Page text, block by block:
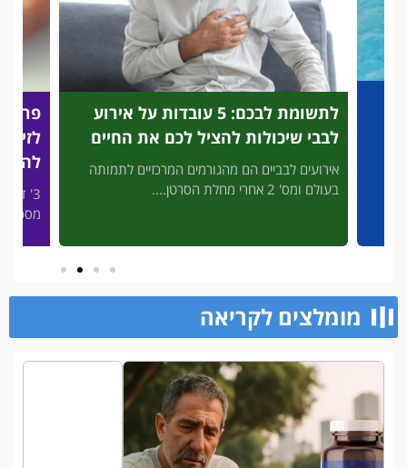
לתשומת לבכם: 5 עובדות על אירוע
לבבי שיכולות להציל לכם את החיים
אירועים לבביים הם מהגורמים המרכזיים לתמותה
בעולם ומס' 2 אחרי מחלת הסרטן....
3' דק
מסכן
מומלצים לקריאה​